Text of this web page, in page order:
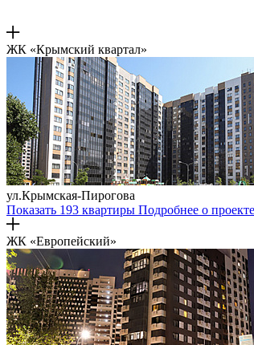
ЖК «Крымский квартал»
ул.Крымская-Пирогова
Показать 193 квартиры Подробнее о проекте
ЖК «Европейский»